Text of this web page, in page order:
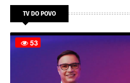
TV DO POVO